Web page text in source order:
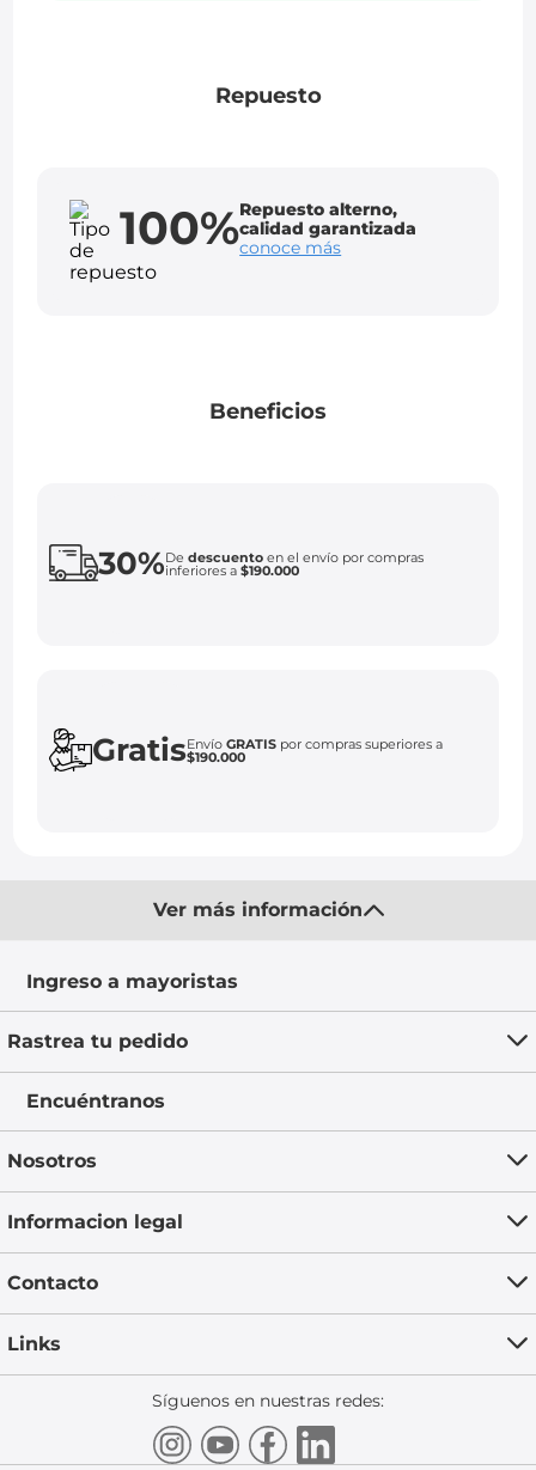
Repuesto
100%Repuesto alterno,
calidad garantizada
conoce más
Beneficios
30%Dedescuento en el envío por compras
inferiores a$190.000
GratisEnvíoGRATIS por compras superiores a
$190.000
Ver más información
Ingreso a mayoristas
Rastrea tu pedido
Encuéntranos
Nosotros
Informacion legal
Contacto
Links
Síguenos en nuestras redes: